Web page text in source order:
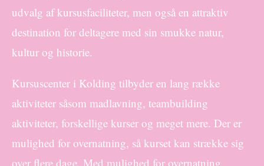
udvalg af kursusfaciliteter, men også en attraktiv
destination for deltagere med sin smukke natur,
kultur og historie.
Kursuscenter i Kolding tilbyder en lang række
aktiviteter såsom madlavning, teambuilding
aktiviteter, forskellige kurser og meget mere. Der er
mulighed for overnatning, så kurset kan strække sig
over flere dage. Med mulighed for overnatning